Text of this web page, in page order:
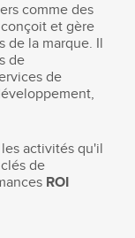
comme des
et gère
de la marque. Il
de
de
activités qu'il
de
ROI